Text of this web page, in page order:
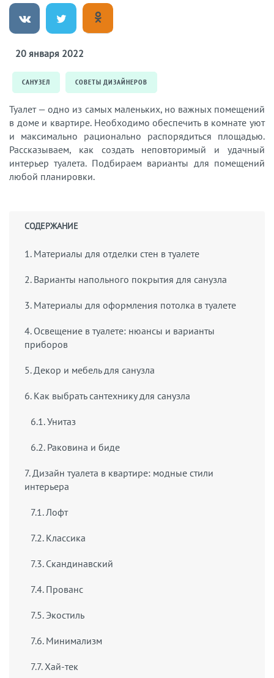
20 января 2022
САНУЗЕЛ СОВЕТЫ ДИЗАЙНЕРОВ
Туалет — одно из самых маленьких, но важных помещений
в доме и квартире. Необходимо обеспечить в комнате уют
и максимально рационально распорядиться площадью.
Рассказываем, как создать неповторимый и удачный
интерьер туалета. Подбираем варианты для помещений
любой планировки.
СОДЕРЖАНИЕ
1. Материалы для отделки стен в туалете
2. Варианты напольного покрытия для санузла
3. Материалы для оформления потолка в туалете
4. Освещение в туалете: нюансы и варианты
приборов
5. Декор и мебель для санузла
6. Как выбрать сантехнику для санузла
6.1. Унитаз
6.2. Раковина и биде
7. Дизайн туалета в квартире: модные стили
интерьера
7.1. Лофт
7.2. Классика
7.3. Скандинавский
7.4. Прованс
7.5. Экостиль
7.6. Минимализм
7.7. Хай-тек